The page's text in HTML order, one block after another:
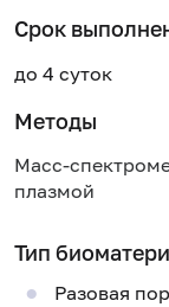
Срок
до 4 суток
Методы
Масс-
плазмой
Тип
Разовая